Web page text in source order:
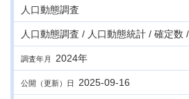
人口動態調査
人口動態調査 / 人口動態統計 / 確定数
調査年月 2024年
公開（更新）日 2025-09-16